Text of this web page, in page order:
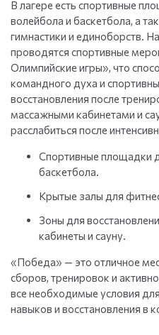
В лагере есть спортивные
волейбола и баскетбола, а
гимнастики и единоборств.
проводятся спортивные
Олимпийские игры», что
командного духа и
восстановления после
массажными кабинетами и
расслабиться после
Спортивные площадки
баскетбола.
Крытые залы для
Зоны для
кабинеты и сауну.
«Победа» — это отличное
сборов, тренировок и
все необходимые условия
навыков и восстановления в